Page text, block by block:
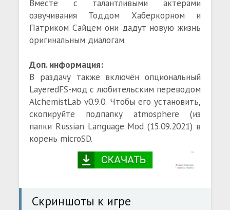
Вместе с талантливыми актерами
озвучивания Тоддом Хаберкорном и
Патриком Сайцем они дадут новую жизнь
оригинальным диалогам.
Доп. информация:
В раздачу также включён опциональный
LayeredFS-мод с любительским переводом
AlchemistLab v0.9.0. Чтобы его установить,
скопируйте подпапку atmosphere (из
папки Russian Language Mod (15.09.2021) в
корень microSD.
Скриншоты к игре